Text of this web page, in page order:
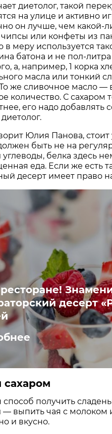
диетолог, такой
на улице и активно
он лучше, чем какой-
или конфеты из
в меру используется
батона и не пол-
а, например, 1 корка
масла или тонкий
же сливочное масло —
количество. С сахаром
его надо добавлять
Юлия Панова, стоит
быть не на
белка здесь
еда. Если же есть
десерт имеет право
десерт
сахаром
получить
— выпить чая с молоком
и вкусно.